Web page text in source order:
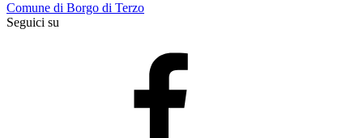
Comune di Borgo di Terzo
Seguici su